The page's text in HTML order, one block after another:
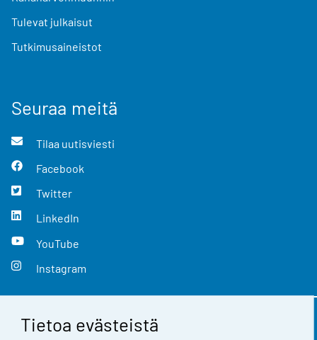
Tietoa evästeistä
Tulevat julkaisut
Tutkimusaineistot
Seuraa meitä
Tilaa uutisviesti
Facebook
Twitter
LinkedIn
YouTube
Instagram
Yhteystiedot